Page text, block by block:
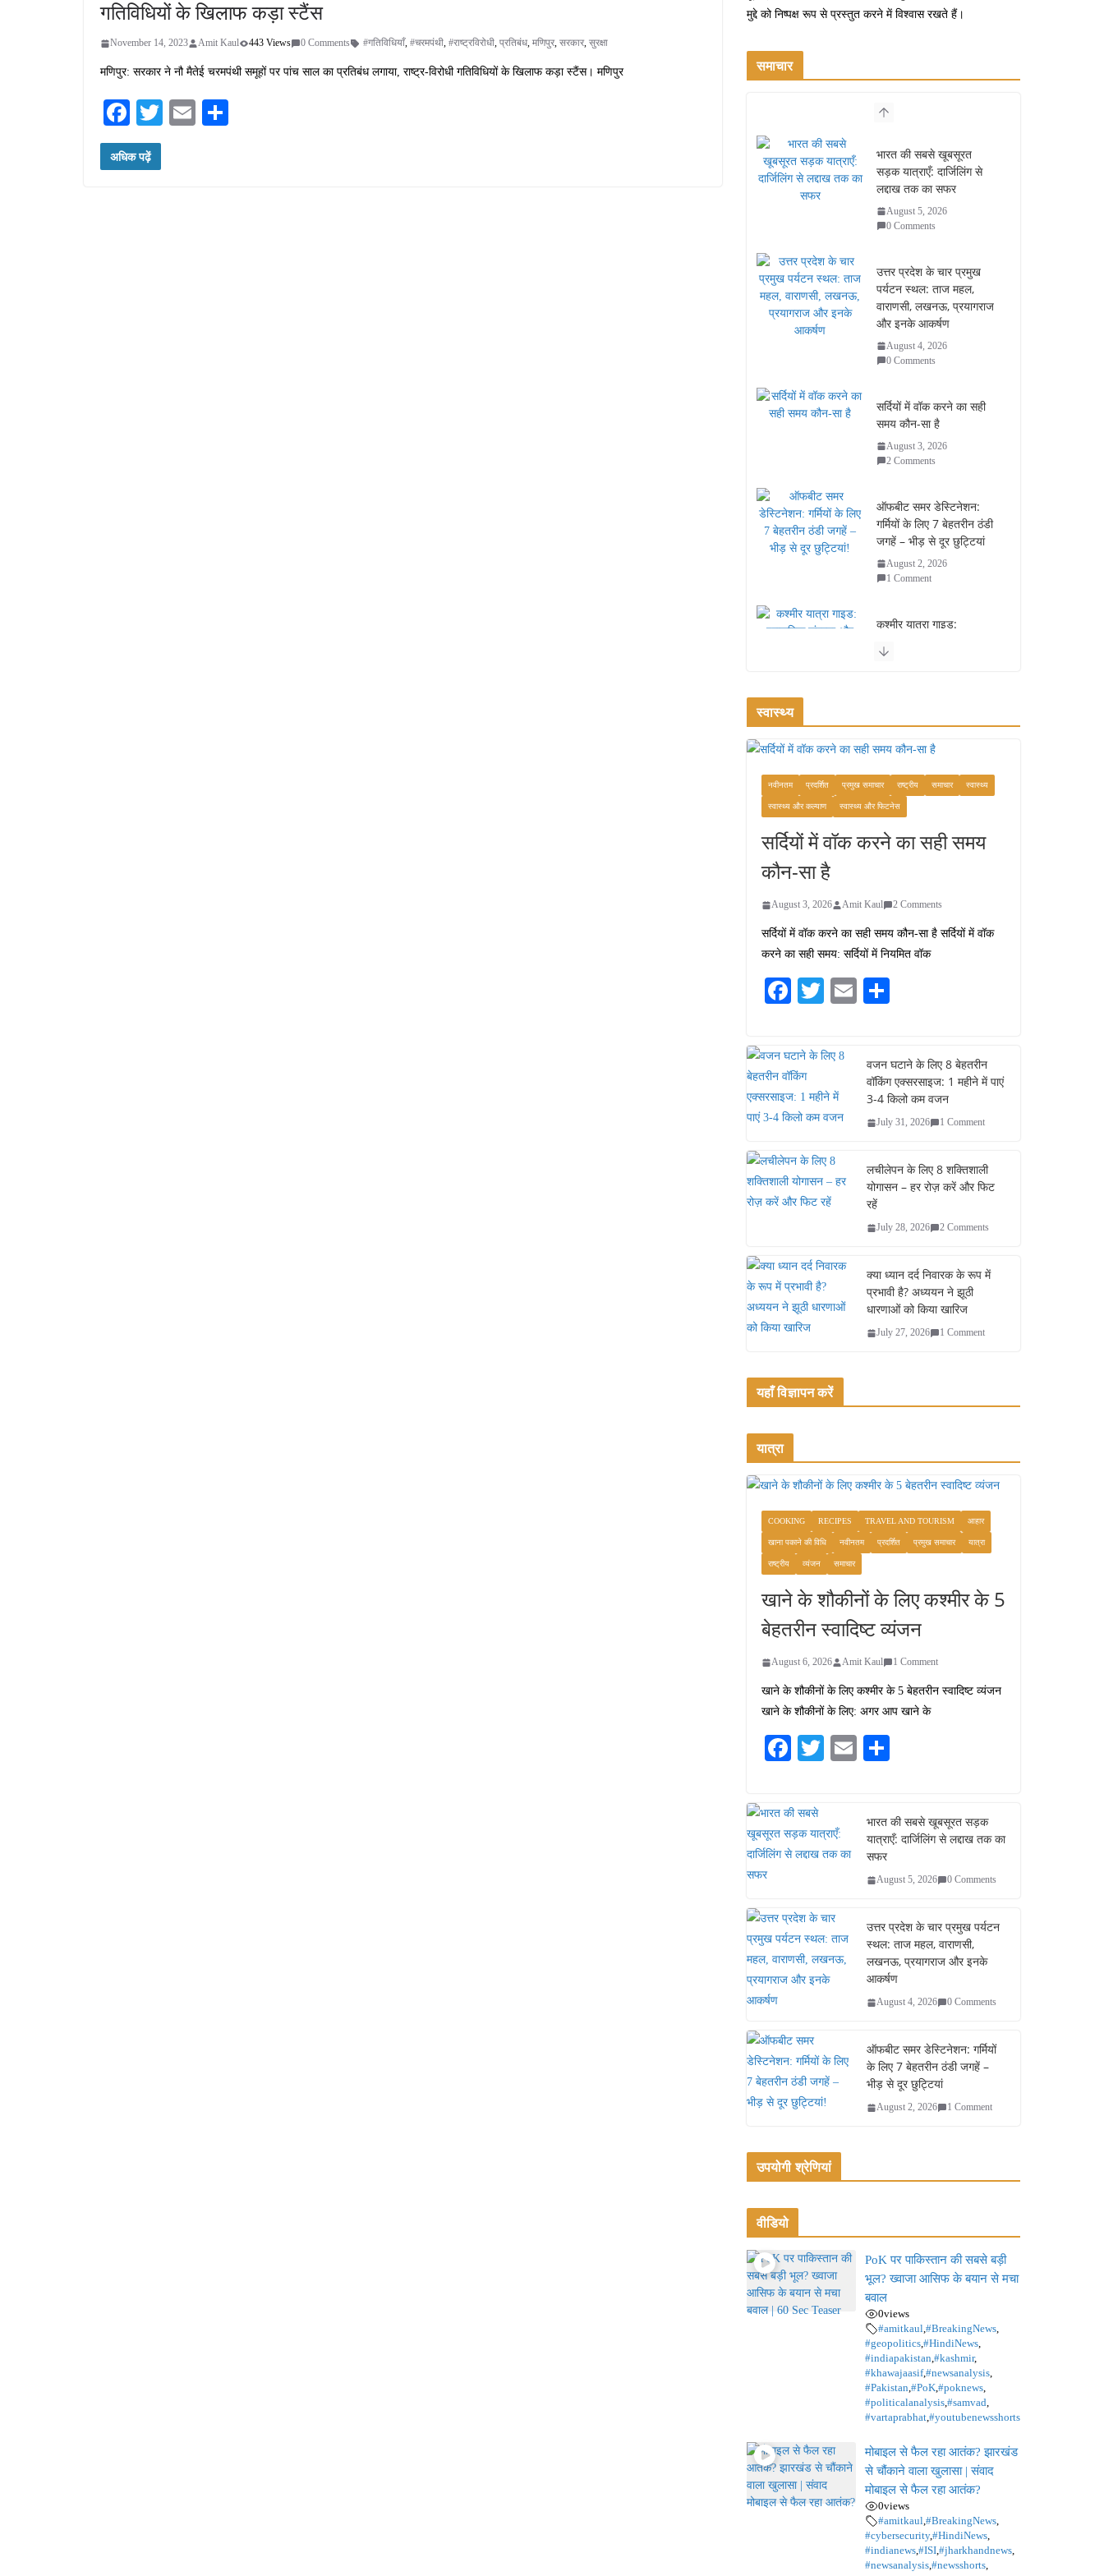
गतिविधियों के खिलाफ कड़ा स्टैंस
November 14, 2023 Amit Kaul 443 Views 0 Comments #गतिविधियाँ, #चरमपंथी, #राष्ट्रविरोधी, प्रतिबंध, मणिपुर, सरकार, सुरक्षा
मणिपुर: सरकार ने नौ मैतेई चरमपंथी समूहों पर पांच साल का प्रतिबंध लगाया, राष्ट्र-विरोधी गतिविधियों के खिलाफ कड़ा स्टैंस। मणिपुर
Fa
ce
bo
T
E
अधिक पढ़ें
मुद्दे को निष्पक्ष रूप से प्रस्तुत करने में विश्वास रखते हैं।
समाचार
भारत की सबसे खूबसूरत
सड़क यात्राएँ: दार्जिलिंग से
लद्दाख तक का सफर
August 5, 2026
0 Comments
उत्तर प्रदेश के चार प्रमुख
पर्यटन स्थल: ताज महल,
वाराणसी, लखनऊ, प्रयागराज
और इनके आकर्षण
August 4, 2026
0 Comments
सर्दियों में वॉक करने का सही
समय कौन-सा है
August 3, 2026
2 Comments
ऑफबीट समर डेस्टिनेशन:
गर्मियों के लिए 7 बेहतरीन ठंडी
जगहें – भीड़ से दूर छुट्टियां
August 2, 2026
1 Comment
कश्मीर यात्रा गाइड:
स्वादिष्ट भोजन का अनूठा संगम
वजन घटाने के लिए 8 बेहतरीन
वॉकिंग एक्सरसाइज: 1 महीने में
पाएं 3-4 किलो कम वजन
July 31, 2026 1 Comment
रामेश्वरम यात्रा गाइड: पवित्र
July 30, 2026
खाने के शौकीनों के लिए
व्यंजन
August 6, 2026
स्वास्थ्य
नवीनतम प्रदर्शित प्रमुख समाचार राष्ट्रीय समाचार स्वास्थ्य
स्वास्थ्य और कल्याण स्वास्थ्य और फिटनेस
सर्दियों में वॉक करने का सही समय
कौन-सा है
August 3, 2026 Amit Kaul 2 Comments
सर्दियों में वॉक करने का सही समय कौन-सा है सर्दियों में वॉक
करने का सही समय: सर्दियों में नियमित वॉक
Fa
bo
ok
T
tte
r
E
वजन घटाने के लिए 8 बेहतरीन
वॉकिंग एक्सरसाइज: 1 महीने में पाएं
3-4 किलो कम वजन
July 31, 2026 1 Comment
लचीलेपन के लिए 8 शक्तिशाली
योगासन – हर रोज़ करें और फिट
रहें
July 28, 2026 2 Comments
क्या ध्यान दर्द निवारक के रूप में
प्रभावी है? अध्ययन ने झूठी
धारणाओं को किया खारिज
July 27, 2026 1 Comment
यहाँ विज्ञापन करें
यात्रा
COOKING RECIPES TRAVEL AND TOURISM आहार
खाना पकाने की विधि नवीनतम प्रदर्शित प्रमुख समाचार यात्रा
राष्ट्रीय व्यंजन समाचार
खाने के शौकीनों के लिए कश्मीर के 5
बेहतरीन स्वादिष्ट व्यंजन
August 6, 2026 Amit Kaul 1 Comment
खाने के शौकीनों के लिए कश्मीर के 5 बेहतरीन स्वादिष्ट व्यंजन
खाने के शौकीनों के लिए: अगर आप खाने के
Fa
bo
ok
T
r
E
भारत की सबसे खूबसूरत सड़क
यात्राएँ: दार्जिलिंग से लद्दाख तक का
सफर
August 5, 2026 0 Comments
उत्तर प्रदेश के चार प्रमुख पर्यटन
स्थल: ताज महल, वाराणसी,
लखनऊ, प्रयागराज और इनके
आकर्षण
August 4, 2026 0 Comments
ऑफबीट समर डेस्टिनेशन: गर्मियों
के लिए 7 बेहतरीन ठंडी जगहें –
भीड़ से दूर छुट्टियां
August 2, 2026 1 Comment
उपयोगी श्रेणियां
वीडियो
PoK पर पाकिस्तान की सबसे बड़ी
भूल? ख्वाजा आसिफ के बयान से मचा
बवाल
0views
#amitkaul,#BreakingNews,
#geopolitics,#HindiNews,
#indiapakistan,#kashmir,
#khawajaasif,#newsanalysis,
#Pakistan,#PoK,#poknews,
#politicalanalysis,#samvad,
#vartaprabhat,#youtubenewsshorts
मोबाइल से फैल रहा आतंक? झारखंड
से चौंकाने वाला खुलासा | संवाद
मोबाइल से फैल रहा आतंक?
0views
#amitkaul,#BreakingNews,
#cybersecurity,#HindiNews,
#indianews,#ISI,#jharkhandnews,
#newsanalysis,#newsshorts,